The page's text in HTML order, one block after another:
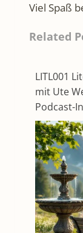
Viel Spaß
Related
LITL001
mit Ute
Podcast-